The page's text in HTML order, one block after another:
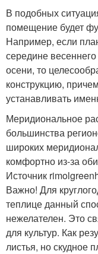
В подобных
помещение будет
Например, если
середине
осени, то
конструкцию,
устанавливать
Меридиональное
большинства
широких
комфортно из-за
Источник
Важно! Для
теплице данный
нежелателен. Это
для культур. Как
листья, но скудное